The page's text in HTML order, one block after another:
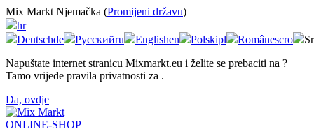
Mix Markt Njemačka (Promijeni državu)
hr
Deutschde Русскийru Englishen Polskipl Românescro
Napuštate internet stranicu Mixmarkt.eu i želite se prebaciti na ?
Tamo vrijede pravila privatnosti za .
Da, ovdje
ONLINE-SHOP